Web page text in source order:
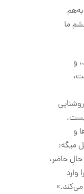
ما
و
و
میگه:
حاضر،
وارد